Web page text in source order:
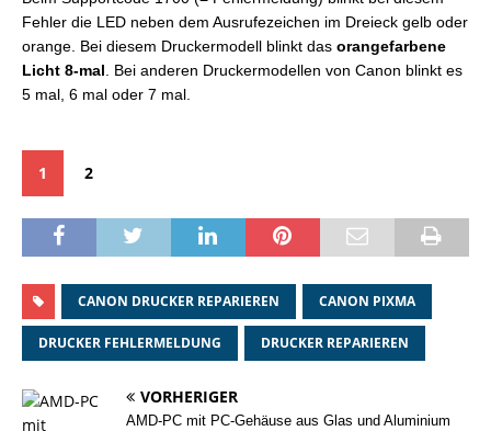
Fehler die LED neben dem Ausrufezeichen im Dreieck gelb oder
orange. Bei diesem Druckermodell blinkt das orangefarbene
Licht 8-mal . Bei anderen Druckermodellen von Canon blinkt es
5 mal, 6 mal oder 7 mal.
1 2
CANON DRUCKER REPARIEREN CANON PIXMA
DRUCKER FEHLERMELDUNG DRUCKER REPARIEREN
VORHERIGER
AMD-PC mit PC-Gehäuse aus Glas und Aluminium